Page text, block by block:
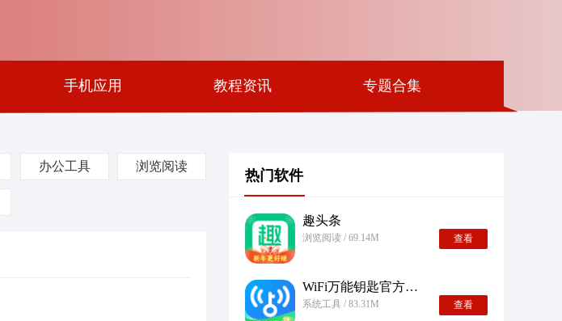
手机应用 教程资讯 专题合集
办公工具 浏览阅读
热门软件
趣头条
浏览阅读 / 69.14M 查看
WiFi万能钥匙官方正版
系统工具 / 83.31M 查看